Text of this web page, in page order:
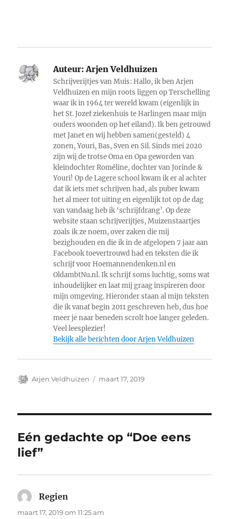
Auteur:Arjen Veldhuizen
Schrijverijtjes van Muis: Hallo, ik ben Arjen
Veldhuizen en mijn roots liggen op Terschelling
waar ik in 1964 ter wereld kwam (eigenlijk in
het St. Jozef ziekenhuis te Harlingen maar mijn
ouders woonden op het eiland). Ik ben getrouwd
met Janet en wij hebben samen(gesteld) 4
zonen, Youri, Bas, Sven en Sil. Sinds mei 2020
zijn wij de trotse Oma en Opa geworden van
kleindochter Roméline, dochter van Jorinde &
Youri! Op de Lagere school kwam ik er al achter
dat ik iets met schrijven had, als puber kwam
het al meer tot uiting en eigenlijk tot op de dag
van vandaag heb ik ‘schrijfdrang’. Op deze
website staan schrijverijtjes, Muizenstaartjes
zoals ik ze noem, over zaken die mij
bezighouden en die ik in de afgelopen 7 jaar aan
Facebook toevertrouwd had en teksten die ik
schrijf voor Hoemannendenken.nl en
OldambtNu.nl. Ik schrijf soms luchtig, soms wat
inhoudelijker en laat mij graag inspireren door
mijn omgeving. Hieronder staan al mijn teksten
die ik vanaf begin 2011 geschreven heb, dus hoe
meer je naar beneden scrolt hoe langer geleden.
Veel leesplezier!
Bekijk alle berichten door Arjen Veldhuizen
Auteur
Arjen Veldhuizen
Geplaatst
maart 17, 2019
Eén gedachte op “Doe eens
lief”
Regien
maart 17, 2019 om 11:25 am